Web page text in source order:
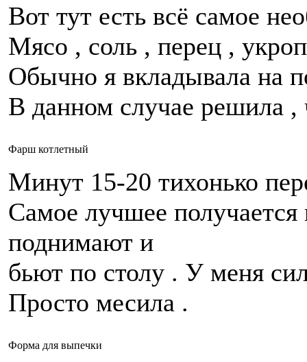
Вот тут есть всё самое
Мясо , соль , перец ,
Обычно я вкладывала на
В данном случае решила ,
Фарш котлетный
Минут 15-20 тихонько
Самое лучшее
поднимают и
бьют по столу . У меня
Просто месила .
Форма для выпечки